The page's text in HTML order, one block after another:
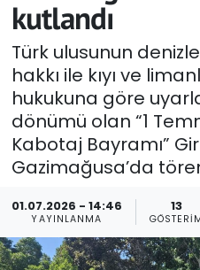
kutlandı
Türk ulusunun
hakkı ile kıyı ve
hukukuna göre
dönümü olan “1
Kabotaj Bayramı”
Gazimağusa’da
01.07.2026 - 14:46
YAYINLANMA
13
GEZİ
Güncel
Gündem
KKTC
KKTC YEREL SEÇİM
Kültür Sanat